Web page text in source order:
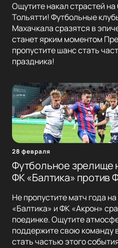
Ощутите накал страстей
Тольятти! Футбольные
Махачкала сразятся в
станет ярким моментом
пропустите шанс стать
праздника!
28 февраля
Футбольное зрелище
ФК «Балтика» против
Не пропустите матч года
«Балтика» и ФК «Акрон»
поединке. Ощутите
поддержите свою команду
стать частью этого